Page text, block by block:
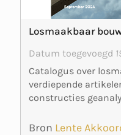
Losmaakbaar
Datum toegevoegd
Catalogus over
verdiepende
constructies
Bron Lente